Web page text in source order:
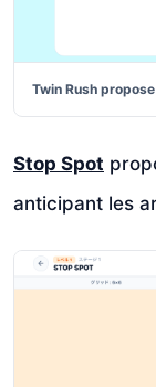
Twin Rush
Stop Spot
anticipant les